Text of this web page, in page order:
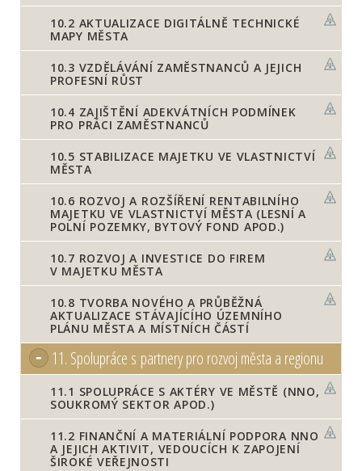
10.2 AKTUALIZACE DIGITÁLNĚ TECHNICKÉ
MAPY MĚSTA
10.3 VZDĚLÁVÁNÍ ZAMĚSTNANCŮ A JEJICH
PROFESNÍ RŮST
10.4 ZAJIŠTĚNÍ ADEKVÁTNÍCH PODMÍNEK
PRO PRÁCI ZAMĚSTNANCŮ
10.5 STABILIZACE MAJETKU VE VLASTNICTVÍ
MĚSTA
10.6 ROZVOJ A ROZŠÍŘENÍ RENTABILNÍHO
MAJETKU VE VLASTNICTVÍ MĚSTA (LESNÍ A
POLNÍ POZEMKY, BYTOVÝ FOND APOD.)
10.7 ROZVOJ A INVESTICE DO FIREM
V MAJETKU MĚSTA
10.8 TVORBA NOVÉHO A PRŮBĚŽNÁ
AKTUALIZACE STÁVAJÍCÍHO ÚZEMNÍHO
PLÁNU MĚSTA A MÍSTNÍCH ČÁSTÍ
11. Spolupráce s partnery pro rozvoj města a regionu
11.1 SPOLUPRÁCE S AKTÉRY VE MĚSTĚ (NNO,
SOUKROMÝ SEKTOR APOD.)
11.2 FINANČNÍ A MATERIÁLNÍ PODPORA NNO
A JEJICH AKTIVIT, VEDOUCÍCH K ZAPOJENÍ
ŠIROKÉ VEŘEJNOSTI